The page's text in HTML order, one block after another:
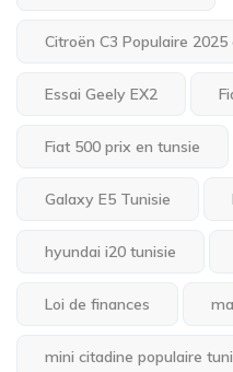
Citroën C3 Populaire
Essai Geely EX2
Fiat 500 prix en tunsie
Galaxy E5 Tunisie
hyundai i20 tunisie
Loi de finances
mini citadine populaire